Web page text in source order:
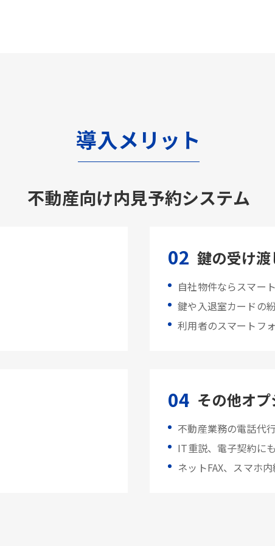
導入メリット
不動産向け内見予約システム
02 鍵の受け
自社物件ならスマー
鍵や入退室カードの
利用者のスマートフ
04 その他オ
不動産業務の電話代行
IT重説、電子契約にも
ネットFAX、スマホ内